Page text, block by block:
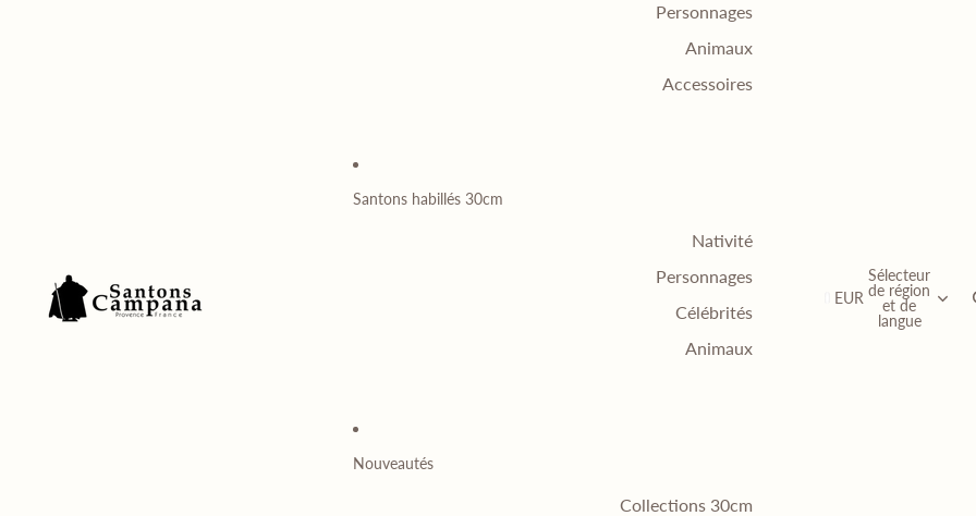
Personnages
Animaux
Accessoires
Santons habillés 30cm
Nativité
Personnages
Célébrités
Animaux
Nouveautés
Collections 30cm
EUR
Sélecteur
de région
et de
langue